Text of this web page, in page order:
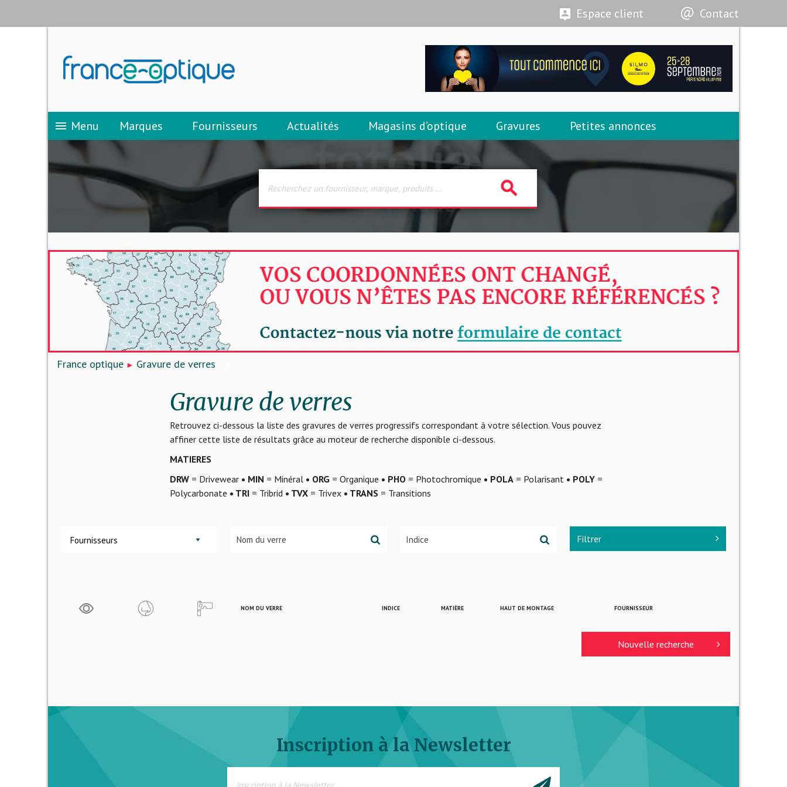
Espace client Contact
menu Menu Marques Fournisseurs Actualités Magasins d’optique Gravures Petites annonces
search
France optique Gravure de verres
Gravure de verres
Retrouvez ci-dessous la liste des gravures de verres progressifs correspondant à votre sélection. Vous pouvez
affiner cette liste de résultats grâce au moteur de recherche disponible ci-dessous.
MATIERES
DRW= Drivewear • MIN = Minéral • ORG= Organique • PHO= Photochromique • POLA= Polarisant • POLY=
Polycarbonate • TRI= Tribrid • TVX= Trivex • TRANS= Transitions
Fournisseurs Filtrer
NOM DU VERRE INDICE MATIÈRE HAUT DE MONTAGE FOURNISSEUR
Nouvelle recherche
Inscription à la Newsletter